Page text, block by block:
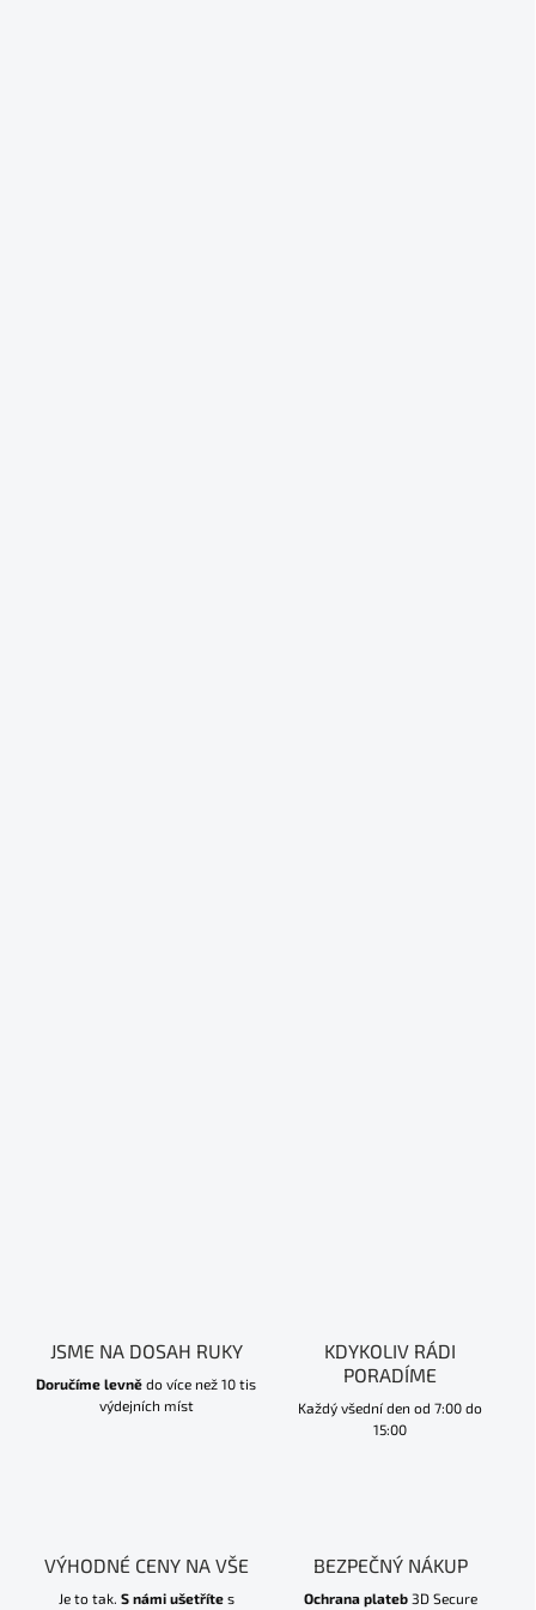
JSME NA DOSAH RUKY
Doručíme levně do více než 10 tis
výdejních míst
KDYKOLIV RÁDI
PORADÍME
Každý všední den od 7:00 do
15:00
VÝHODNÉ CENY NA VŠE
Je to tak. S námi ušetřítes
BEZPEČNÝ NÁKUP
Ochrana plateb3D Secure